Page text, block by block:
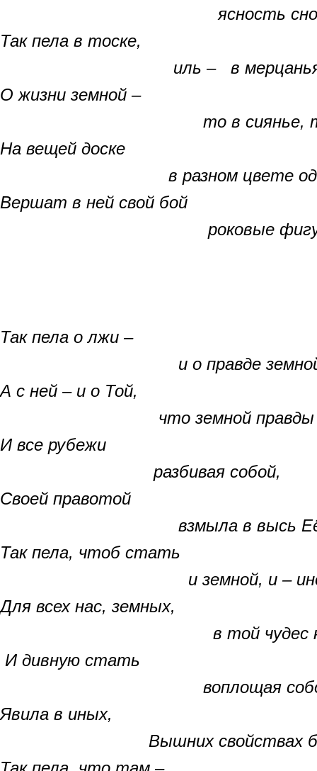
ясность снова и
Так пела в тоске,
иль – в мерцаньях
О жизни земной –
то в сиянье, то –
На вещей доске
в разном цвете
Вершат в ней свой бой
роковые
Так пела о лжи –
и о правде
А с ней – и о Той,
что земной правды
И все рубежи
разбивая собой,
Своей правотой
взмыла в высь Её
Так пела, чтоб стать
и земной, и –
Для всех нас, земных,
в той чудес
И дивную стать
воплощая
Явила в иных,
Вышних свойствах